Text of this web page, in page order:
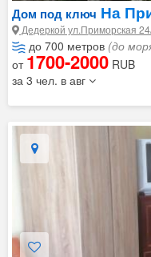
Дом под ключ На
Дедеркой ул.Приморская
до 700 метров (до
от 1700-2000 RUB
за 3 чел. в авг